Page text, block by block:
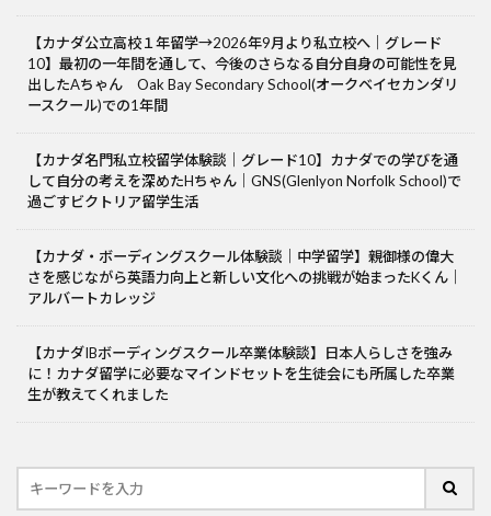
【カナダ公立高校１年留学→2026年9月より私立校へ｜グレード
10】最初の一年間を通して、今後のさらなる自分自身の可能性を見
出したAちゃん Oak Bay Secondary School(オークベイセカンダリ
ースクール)での1年間
【カナダ名門私立校留学体験談｜グレード10】カナダでの学びを通
して自分の考えを深めたHちゃん｜GNS(Glenlyon Norfolk School)で
過ごすビクトリア留学生活
【カナダ・ボーディングスクール体験談｜中学留学】親御様の偉大
さを感じながら英語力向上と新しい文化への挑戦が始まったKくん｜
アルバートカレッジ
【カナダIBボーディングスクール卒業体験談】日本人らしさを強み
に！カナダ留学に必要なマインドセットを生徒会にも所属した卒業
生が教えてくれました